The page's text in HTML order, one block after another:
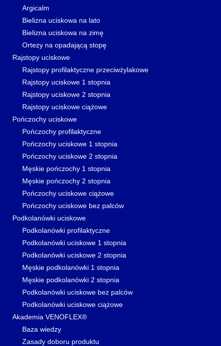
Argicalm
Bielizna uciskowa na lato
Bielizna uciskowa na zimę
Ortezy na opadającą stopę
Rajstopy uciskowe
Rajstopy profilaktyczne przeciwżylakowe
Rajstopy uciskowe 1 stopnia
Rajstopy uciskowe 2 stopnia
Rajstopy uciskowe ciążowe
Pończochy uciskowe
Pończochy profilaktyczne
Pończochy uciskowe 1 stopnia
Pończochy uciskowe 2 stopnia
Męskie pończochy 1 stopnia
Męskie pończochy 2 stopnia
Pończochy uciskowe ciążowe
Pończochy uciskowe bez palców
Podkolanówki uciskowe
Podkolanówki profilaktyczne
Podkolanówki uciskowe 1 stopnia
Podkolanówki uciskowe 2 stopnia
Męskie podkolanówki 1 stopnia
Męskie podkolanówki 2 stopnia
Podkolanówki uciskowe bez palców
Podkolanówki uciskowe ciążowe
Akademia VENOFLEX®
Baza wiedzy
Zasady doboru produktu